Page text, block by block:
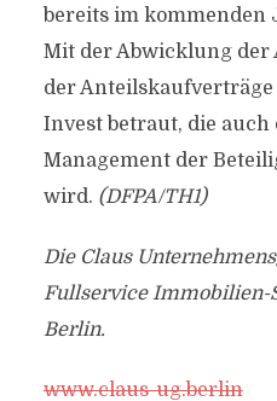
bereits im
Mit der Abwicklung der
der Anteilskaufverträge
Invest betraut, die auch
Management der
wird. (DFPA/TH1)
Die Claus
Fullservice Immobilien-
Berlin.
www.claus-ug.berlin